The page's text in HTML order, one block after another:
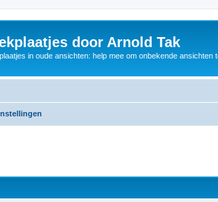
door Arnold Tak
in oude ansichten: help mee om onbekende ansichten